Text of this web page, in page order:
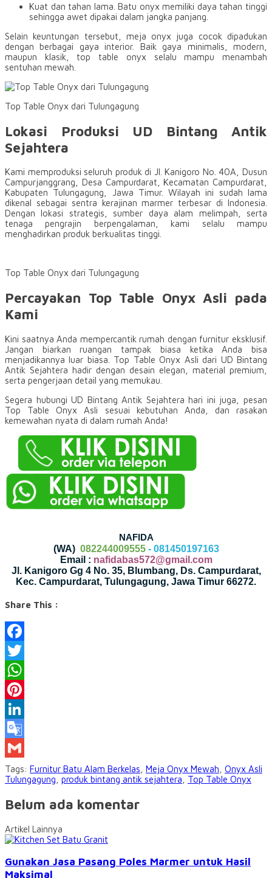
Kuat dan tahan lama. Batu onyx memiliki daya tahan tinggi
sehingga awet dipakai dalam jangka panjang.
Selain keuntungan tersebut, meja onyx juga cocok dipadukan
dengan berbagai gaya interior. Baik gaya minimalis, modern,
maupun klasik, top table onyx selalu mampu menambah
sentuhan mewah.
Top Table Onyx dari Tulungagung
Lokasi Produksi UD Bintang Antik
Sejahtera
Kami memproduksi seluruh produk di Jl. Kanigoro No. 40A, Dusun
Campurjanggrang, Desa Campurdarat, Kecamatan Campurdarat,
Kabupaten Tulungagung, Jawa Timur. Wilayah ini sudah lama
dikenal sebagai sentra kerajinan marmer terbesar di Indonesia.
Dengan lokasi strategis, sumber daya alam melimpah, serta
tenaga pengrajin berpengalaman, kami selalu mampu
menghadirkan produk berkualitas tinggi.
Top Table Onyx dari Tulungagung
Percayakan Top Table Onyx Asli pada
Kami
Kini saatnya Anda mempercantik rumah dengan furnitur eksklusif.
Jangan biarkan ruangan tampak biasa ketika Anda bisa
menjadikannya luar biasa. Top Table Onyx Asli dari UD Bintang
Antik Sejahtera hadir dengan desain elegan, material premium,
serta pengerjaan detail yang memukau.
Segera hubungi UD Bintang Antik Sejahtera hari ini juga, pesan
Top Table Onyx Asli sesuai kebutuhan Anda, dan rasakan
kemewahan nyata di dalam rumah Anda!
NAFIDA
(WA)082244009555 - 081450197163
Email : nafidabas572@gmail.com
Jl. Kanigoro Gg 4 No. 35, Blumbang, Ds. Campurdarat,
Kec. Campurdarat, Tulungagung, Jawa Timur 66272.
Share This :
Facebook
Twitter
WhatsApp
Pinterest
LinkedIn
Google
Translate
Gmail
Tags: Furnitur Batu Alam Berkelas, Meja Onyx Mewah, Onyx Asli
Tulungagung, produk bintang antik sejahtera, Top Table Onyx
Belum ada komentar
Artikel Lainnya
Gunakan Jasa Pasang Poles Marmer untuk Hasil
Maksimal